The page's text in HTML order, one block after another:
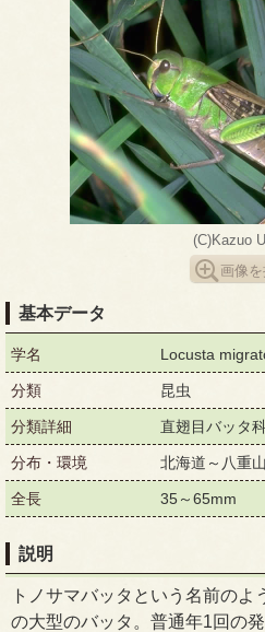
(C)Kazuo
画像
基本データ
学名 Locusta
分類 昆虫
分類詳細 直翅目バッタ
分布・環境 北海道～八重
全長 35～65mm
説明
トノサマバッタという名前の
の大型のバッタ。普通年1回の